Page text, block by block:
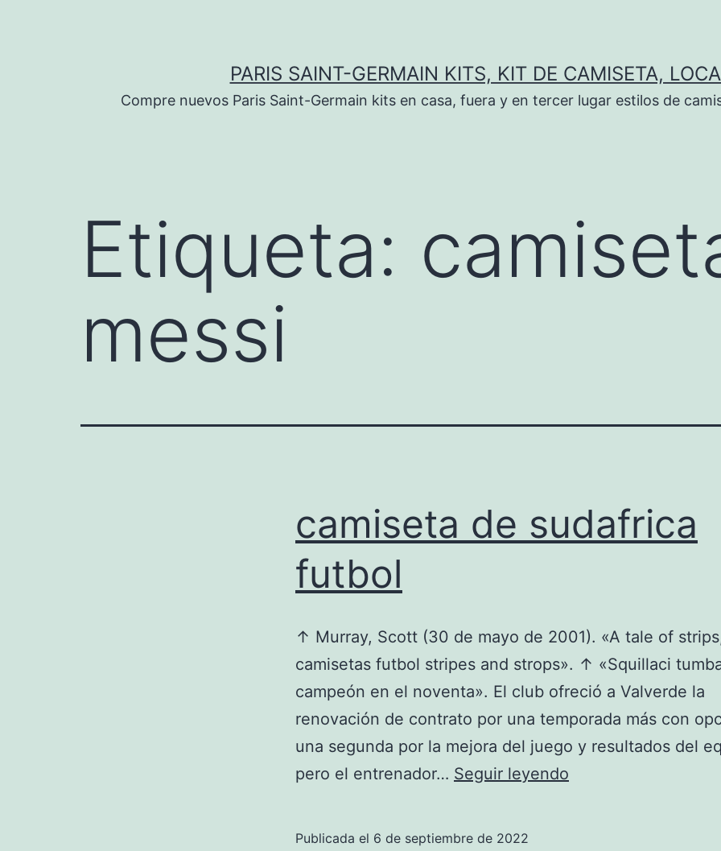
PARIS SAINT-GERMAIN KITS, KIT DE CAMISETA,
Compre nuevos Paris Saint-Germain kits en casa, fuera y en tercer lugar estilos de
Etiqueta:
messi
camiseta de sudafrica
futbol
↑ Murray, Scott (30 de mayo de 2001). «A tale of
camisetas futbol stripes and strops». ↑ «Squillaci
campeón en el noventa». El club ofreció a Valverde la
renovación de contrato por una temporada más con
una segunda por la mejora del juego y resultados del
pero el entrenador… Seguir leyendo
Publicada el 6 de septiembre de 2022